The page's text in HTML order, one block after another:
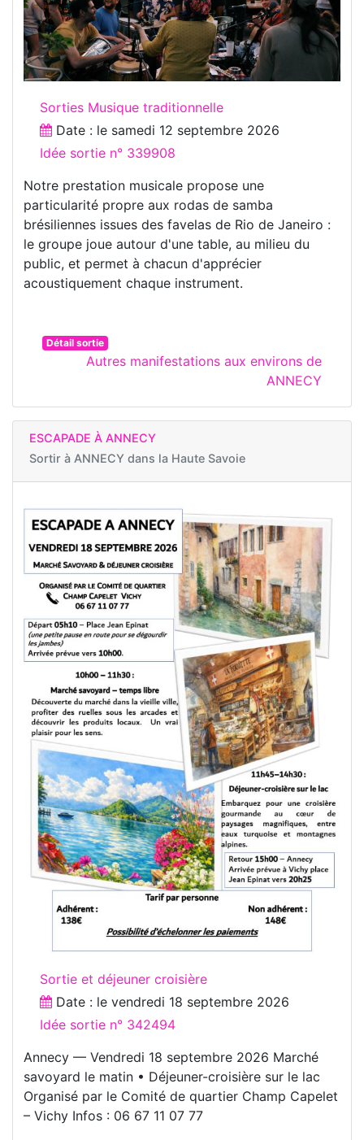
Sorties Musique traditionnelle
Date : le samedi 12 septembre 2026
Idée sortie n° 339908
Notre prestation musicale propose une
particularité propre aux rodas de samba
brésiliennes issues des favelas de Rio de Janeiro :
le groupe joue autour d'une table, au milieu du
public, et permet à chacun d'apprécier
acoustiquement chaque instrument.
Détail sortie
Autres manifestations aux environs de
ANNECY
ESCAPADE À ANNECY
Sortir à ANNECY dans la Haute Savoie
Sortie et déjeuner croisière
Date : le vendredi 18 septembre 2026
Idée sortie n° 342494
Annecy — Vendredi 18 septembre 2026 Marché
savoyard le matin • Déjeuner-croisière sur le lac
Organisé par le Comité de quartier Champ Capelet
– Vichy Infos : 06 67 11 07 77